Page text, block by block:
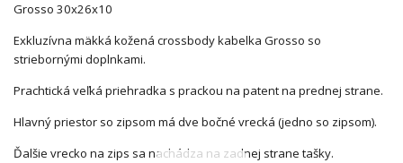
Grosso 30x26x10
Exkluzívna mäkká kožená crossbody kabelka Grosso so
striebornými doplnkami.
Prachtická veľká priehradka s prackou na patent na prednej strane.
Hlavný priestor so zipsom má dve bočné vrecká (jedno so zipsom).
Ďalšie vrecko na zips sa nachádza na zadnej strane tašky.